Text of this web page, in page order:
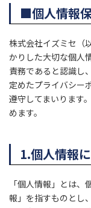
■個人情報
株式会社イズミセ（
かりした大切な個人
責務であると認識し
定めたプライバシー
遵守してまいります
めます。
1.個人情報
「個人情報」とは
報」を指すものとし